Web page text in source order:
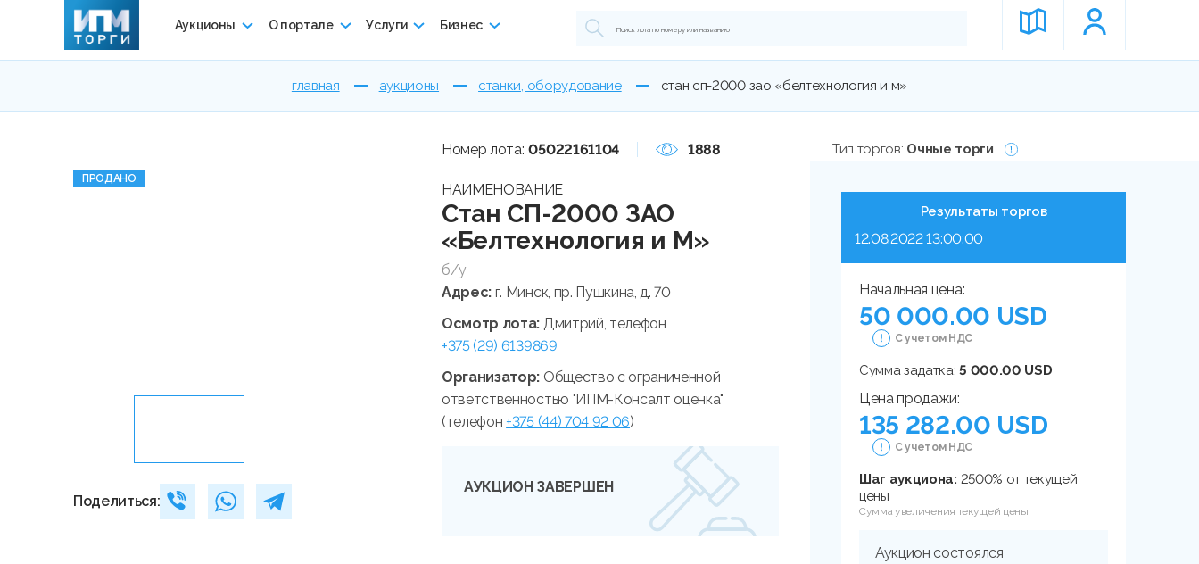
Аукционы О портале Услуги Бизнес
главная аукционы станки, оборудование стан сп-2000 зао «белтехнология и м»
ПРОДАНО
Поделиться:
Номер лота: 05022161104 1888
НАИМЕНОВАНИЕ
Стан СП-2000 ЗАО
«Белтехнология и М»
б/у
Адрес: г. Минск, пр. Пушкина, д. 70
Осмотр лота: Дмитрий, телефон
+375 (29) 6139869
Организатор: Общество с ограниченной
ответственностью "ИПМ-Консалт оценка"
(телефон+375 (44) 704 92 06)
АУКЦИОН ЗАВЕРШЕН
Тип торгов: Очные торги
Результаты торгов
12.08.2022 13:00:00
Начальная цена:
50 000.00 USD
С учетом НДС
Сумма задатка:5 000.00 USD
Цена продажи:
135 282.00 USD
С учетом НДС
Шаг аукциона: 2500% от текущей
цены
Сумма увеличения текущей цены
Аукцион состоялся